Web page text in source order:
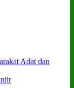
Adat dan